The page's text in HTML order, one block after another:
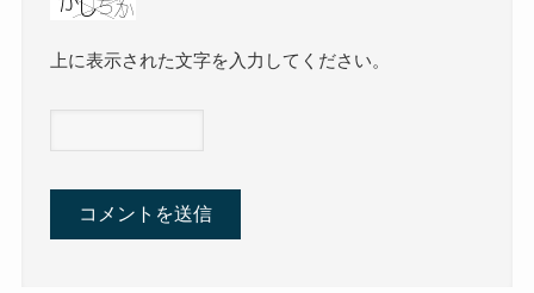
上に表示された文字を入力してください。